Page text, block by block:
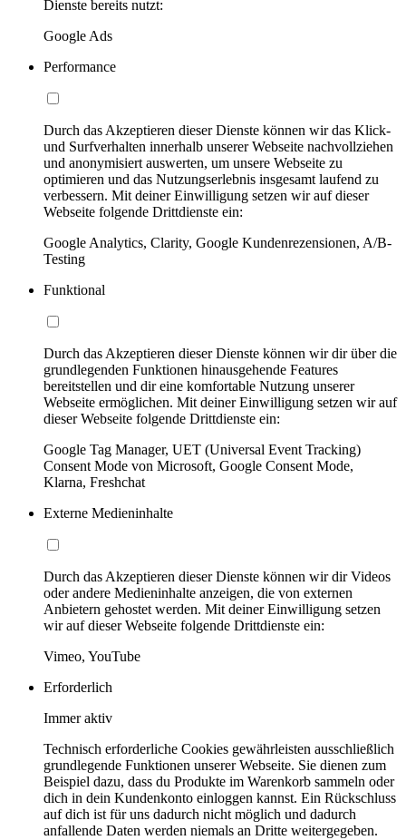
Dienste bereits nutzt:
Google Ads
Performance
Durch das Akzeptieren dieser Dienste können wir das Klick-
und Surfverhalten innerhalb unserer Webseite nachvollziehen
und anonymisiert auswerten, um unsere Webseite zu
optimieren und das Nutzungserlebnis insgesamt laufend zu
verbessern. Mit deiner Einwilligung setzen wir auf dieser
Webseite folgende Drittdienste ein:
Google Analytics, Clarity, Google Kundenrezensionen, A/B-
Testing
Funktional
Durch das Akzeptieren dieser Dienste können wir dir über die
grundlegenden Funktionen hinausgehende Features
bereitstellen und dir eine komfortable Nutzung unserer
Webseite ermöglichen. Mit deiner Einwilligung setzen wir auf
dieser Webseite folgende Drittdienste ein:
Google Tag Manager, UET (Universal Event Tracking)
Consent Mode von Microsoft, Google Consent Mode,
Klarna, Freshchat
Externe Medieninhalte
Durch das Akzeptieren dieser Dienste können wir dir Videos
oder andere Medieninhalte anzeigen, die von externen
Anbietern gehostet werden. Mit deiner Einwilligung setzen
wir auf dieser Webseite folgende Drittdienste ein:
Vimeo, YouTube
Erforderlich
Immer aktiv
Technisch erforderliche Cookies gewährleisten ausschließlich
grundlegende Funktionen unserer Webseite. Sie dienen zum
Beispiel dazu, dass du Produkte im Warenkorb sammeln oder
dich in dein Kundenkonto einloggen kannst. Ein Rückschluss
auf dich ist für uns dadurch nicht möglich und dadurch
anfallende Daten werden niemals an Dritte weitergegeben.